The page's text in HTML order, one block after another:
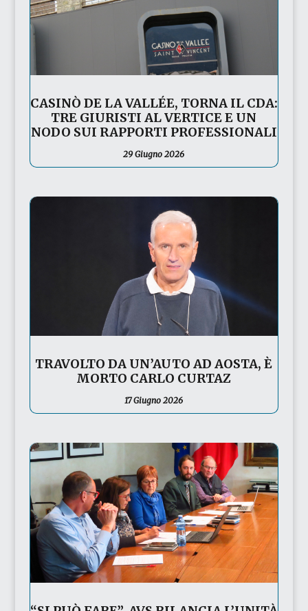
CASINÒ DE LA VALLÉE, TORNA IL CDA:
TRE GIURISTI AL VERTICE E UN
NODO SUI RAPPORTI PROFESSIONALI
29 Giugno 2026
TRAVOLTO DA UN’AUTO AD AOSTA, È
MORTO CARLO CURTAZ
17 Giugno 2026